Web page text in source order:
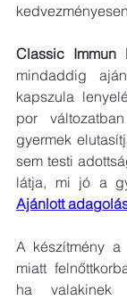
Classic Immun
mindaddig
kapszula
por
gyermek
sem testi
látja, mi jó a
Ajánlott
A készítmény a
miatt
ha valakinek